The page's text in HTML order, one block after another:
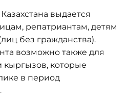
выдается
репатриантам, детям
без гражданства).
возможно также для
кыргызов, которые
в период